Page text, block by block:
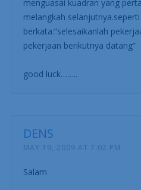
menguasai kuadran yang
melangkah
berkata:”selesaikanlah
pekerjaan berikutnya datang”
good luck……..
DENS
MAY 19, 2009 AT 7:02 PM
Salam